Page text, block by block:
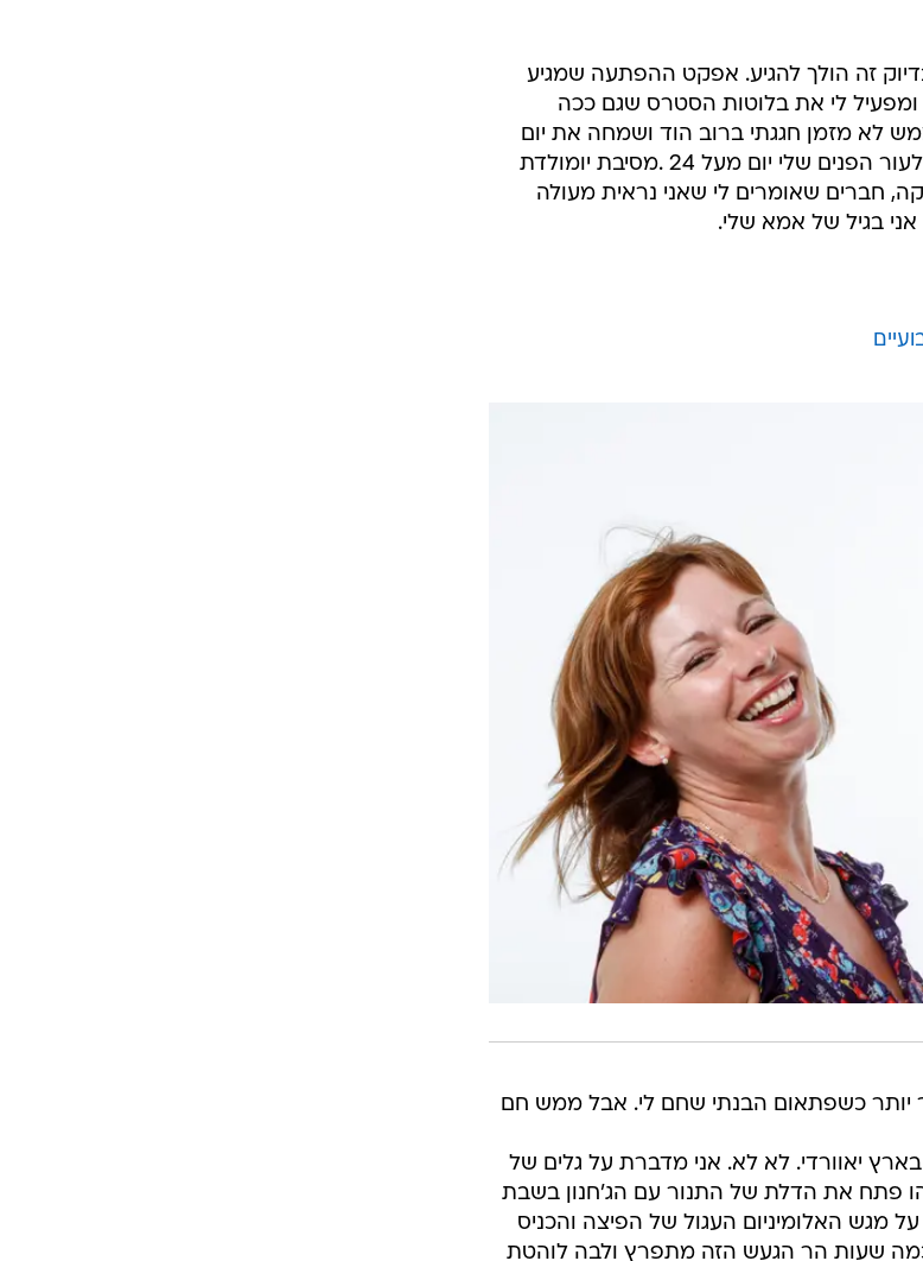
זה הולך להגיע. אפקט ההפתעה שמגיע
ומפעיל לי את בלוטות הסטרס שגם ככה
לא מזמן חגגתי ברוב הוד ושמחה את יום
הולדתי ה -40. הלם, אני יודעת, לא הייתם נותנים לי ולעור הפנים שלי יום מעל 24 .מסיבת יומולדת
חברים שאומרים לי שאני נראית מעולה
בגיל של אמא שלי.
יותר כשפתאום הבנתי שחם לי. אבל ממש חם
יאוורדי. לא לא. אני מדברת על גלים של
פתח את הדלת של התנור עם הג'חנון בשבת
מגש האלומיניום העגול של הפיצה והכניס
כמה שעות הר הגעש הזה מתפרץ ולבה לוהטת